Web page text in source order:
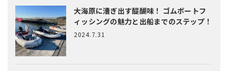
大海原に漕ぎ出す醍醐味！ ゴムボートフ
ィッシングの魅力と出船までのステップ！
2024.7.31